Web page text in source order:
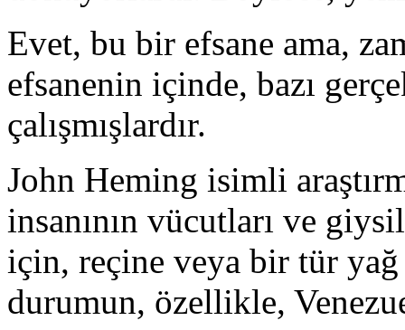
Evet, bu bir efsane ama,
efsanenin içinde, bazı
çalışmışlardır.
John Heming isimli
insanının vücutları ve
için, reçine veya bir tür
durumun, özellikle,